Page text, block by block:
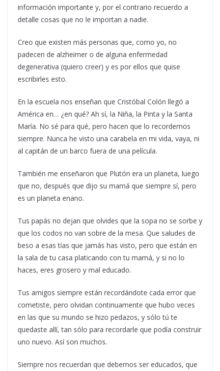
información importante y, por el contrario recuerdo a
detalle cosas que no le importan a nadie.
Creo que existen más personas que, como yo, no
padecen de alzheimer o de alguna enfermedad
degenerativa (quiero creer) y es por ellos que quise
escribirles esto.
En la escuela nos enseñan que Cristóbal Colón llegó a
América en… ¿en qué? Ah sí, la Niña, la Pinta y la Santa
María. No sé para qué, pero hacen que lo recordemos
siempre. Nunca he visto una carabela en mi vida, vaya, ni
al capitán de un barco fuera de una película.
También me enseñaron que Plutón era un planeta, luego
que no, después que dijo su mamá que siempre sí, pero
es un planeta enano.
Tus papás no dejan que olvides que la sopa no se sorbe y
que los codos no van sobre de la mesa. Que saludes de
beso a esas tías que jamás has visto, pero que están en
la sala de tu casa platicando con tu mamá, y si no lo
haces, eres grosero y mal educado.
Tus amigos siempre están recordándote cada error que
cometiste, pero olvidan continuamente que hubo veces
en las que su mundo se hizo pedazos, y sólo tú te
quedaste allí, tan sólo para recordarle que podía construir
uno nuevo. Así son muchos.
Siempre nos recuerdan que debemos ser educados, que